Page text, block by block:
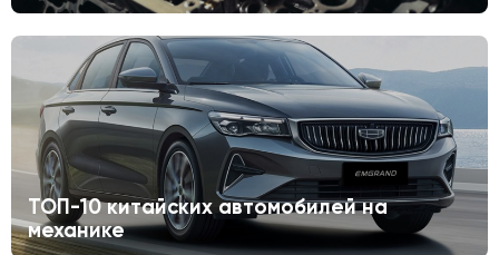
ТОП-10 китайских автомобилей на
механике